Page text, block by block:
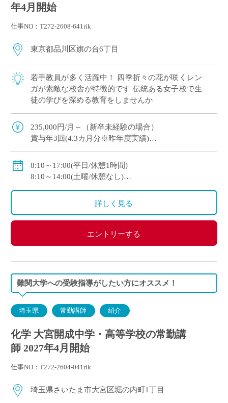
年4月開始
仕事NO：T272-2608-641rik
東京都品川区旗の台6丁目
若手教員が多く活躍中！ 四季折々の花が咲くレン
ガが素敵な校舎が特徴的です 伝統ある女子校で生
徒の学びを深める教育をしませんか
235,000円/月～（新卒未経験の場合）
賞与年3回(4.3カ月分※昨年度実績)
大学新卒者の場合 年収4,600,000円程度
大学院卒者の場合 年収5,000,000円程度
8:10～17:00(平日/休憩1時間)
8:10～14:00(土曜/休憩なし)
日、祝祭日、および学校の定める休日
詳しく見る
エントリーする
難関大学への受験指導がしたい方にオススメ！
埼玉県 常勤講師 紹介
化学 大宮開成中学・高等学校の常勤講
師 2027年4月開始
仕事NO：T272-2604-041rik
埼玉県さいたま市大宮区堀の内町1丁目